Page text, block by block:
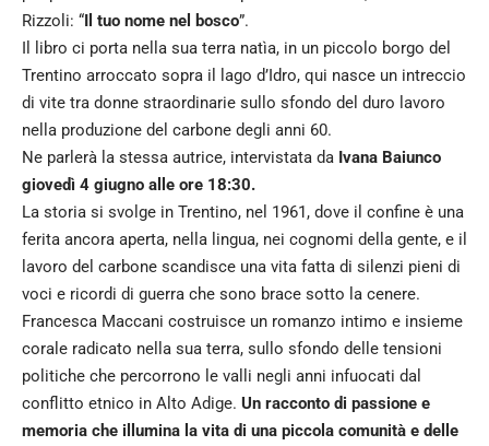
Rizzoli: “Il tuo nome nel bosco”.
Il libro ci porta nella sua terra natìa, in un piccolo borgo del
Trentino arroccato sopra il lago d’Idro, qui nasce un intreccio
di vite tra donne straordinarie sullo sfondo del duro lavoro
nella produzione del carbone degli anni 60.
Ne parlerà la stessa autrice, intervistata da Ivana Baiunco
giovedì 4 giugno alle ore 18:30.
La storia si svolge in Trentino, nel 1961, dove il confine è una
ferita ancora aperta, nella lingua, nei cognomi della gente, e il
lavoro del carbone scandisce una vita fatta di silenzi pieni di
voci e ricordi di guerra che sono brace sotto la cenere.
Francesca Maccani costruisce un romanzo intimo e insieme
corale radicato nella sua terra, sullo sfondo delle tensioni
politiche che percorrono le valli negli anni infuocati dal
conflitto etnico in Alto Adige. Un racconto di passione e
memoria che illumina la vita di una piccola comunità e delle